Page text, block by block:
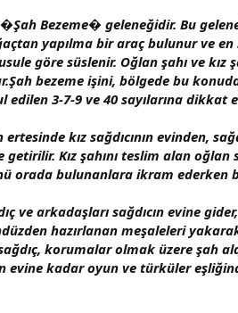
�Şah Bezeme� geleneğidir. Bu
yapılma bir araç bulunur ve
göre süslenir. Oğlan şahı ve kız
bezeme işini, bölgede bu
3-7-9 ve 40 sayılarına dikkat
kız sağdıcının evinden,
Kız şahını teslim alan oğlan
orada bulunanlara ikram ederken
ve arkadaşları sağdıcın evine
hazırlanan meşaleleri
korumalar olmak üzere şah
evine kadar oyun ve türküler